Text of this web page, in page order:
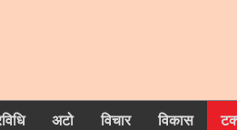
अटो विचार विकास